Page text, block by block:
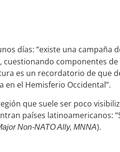
días: “existe una campaña
cuestionando componentes
es un recordatorio de que
el Hemisferio Occidental”.
que suele ser poco
países latinoamericanos:
Non-NATO Ally, MNNA).